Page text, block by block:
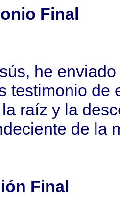
Final
, he enviado
testimonio de
raíz y la
de la
Final